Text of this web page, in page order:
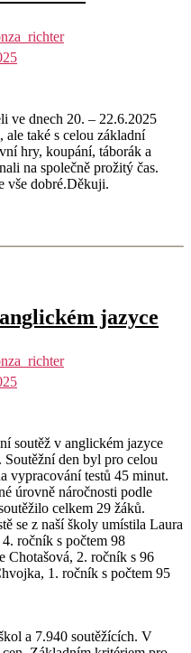
ve dnech 20. – 22.6.2025
také s celou základní
hry, koupání, táborák a
na společně prožitý čas.
vše dobré.Děkuji.
jazyce
soutěž v anglickém jazyce
den byl pro celou
vypracování testů 45 minut.
úrovně náročnosti podle
celkem 29 žáků.
se z naší školy umístila Laura
ročník s počtem 98
Chotašová, 2. ročník s 96
1. ročník s počtem 95
a 7.940 soutěžících. V